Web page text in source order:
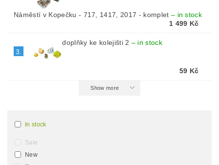
Náměstí v Kopečku - 717, 1417, 2017 - komplet – in stock
1 499 Kč
3.
doplňky ke kolejišti 2 – in stock
59 Kč
Show more
In stock
Sale
New